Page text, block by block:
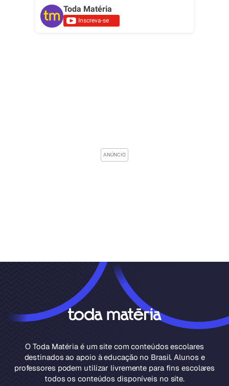
Toda Matéria
Inscreva-se
O Toda Matéria é um site com conteúdos escolares
destinados ao apoio à educação no Brasil. Alunos e
professores podem utilizar livremente para fins escolares
todos os conteúdos disponíveis no site.